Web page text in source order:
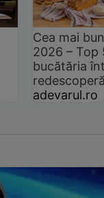
Cea mai
2026 –
bucătăria
adevarul.ro